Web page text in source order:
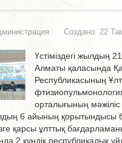
Создано: 22
Үстіміздегі жылдың
Алматы қаласында
Республикасының
орталығының
6 айының қорытындысы
қарсы ұлттық
2 күндік республикалық